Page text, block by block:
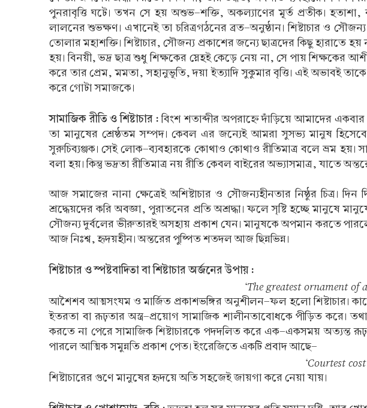
পুনরাবৃত্তি ঘটে। তখন সে হয় অশুভ-শক্তি, অকল্যাণের মূর্ত প্রতীক। হতাশা,
লালনের শুভক্ষণ। এখানেই তা চরিত্রগঠনের ব্রত-অনুষ্ঠান। শিষ্টাচার ও
তোলার মহাশক্তি। শিষ্টাচার, সৌজন্য প্রকাশের জন্যে ছাত্রদের কিছু
হয়। বিনয়ী, ভদ্র ছাত্র শুধু শিক্ষকের স্নেহই কেড়ে নেয় না, সে পায় শিক্ষকের
করে তার প্রেম, মমতা, সহানুভূতি, দয়া ইত্যাদি সুকুমার বৃত্তি। এই অভাবই
করে গোটা সমাজকে।
সামাজিক রীতি ও শিষ্টাচার :বিংশ শতাব্দীর অপরাহ্নে দাঁড়িয়ে আমাদের
তা মানুষের শ্রেষ্ঠতম সম্পদ। কেবল এর জন্যেই আমরা সুসভ্য মানুষ
সুরুচিব্যঞ্জক। সেই লোক-ব্যবহারকে কোথাও কোথাও রীতিমাত্র বলে ভ্রম
বলা হয়। কিন্তু ভদ্রতা রীতিমাত্র নয় রীতি কেবল বাইরের অভ্যাসমাত্র, যাতে
আজ সমাজের নানা ক্ষেত্রেই অশিষ্টাচার ও সৌজন্যহীনতার নিষ্ঠুর চিত্র।
শ্রদ্ধেয়দের করি অবজ্ঞা, পুরাতনের প্রতি অশ্রদ্ধা। ফলে সৃষ্টি হচ্ছে মানুষে
সৌজন্য দুর্বলের ভীরুতারই অসহায় প্রকাশ যেন। মানুষকে অপমান করতে
আজ নিঃশ্ব, হৃদয়হীন। অন্তরের পুষ্পিত শতদল আজ ছিন্নভিন্ন।
শিষ্টাচার ও স্পষ্টবাদিতা বা শিষ্টাচার অর্জনের উপায় :
‘The greatest ornament
আশৈশব আত্মসংযম ও মার্জিত প্রকাশভঙ্গির অনুশীলন-ফল হলো শিষ্টাচার।
ইতরতা বা রূঢ়তার অস্ত্র-প্রয়োগ সামাজিক শালীনতাবোধকে পীড়িত করে।
করতে না পেরে সামাজিক শিষ্টাচারকে পদদলিত করে এক-একসময় অত্যন্ত
পারলে আত্মিক সমুন্নতি প্রকাশ পেত। ইংরেজিতে একটি প্রবাদ আছে-
‘Courtest
শিষ্টাচারের গুণে মানুষের হৃদয়ে অতি সহজেই জায়গা করে নেয়া যায়।